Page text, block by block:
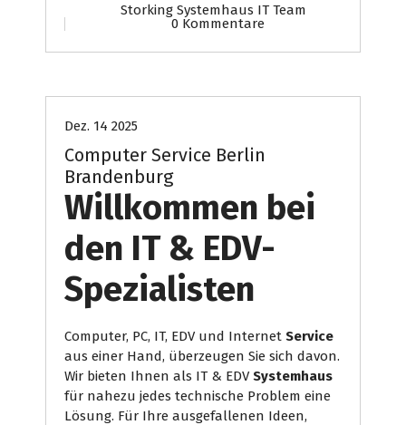
Storking Systemhaus IT Team
0 Kommentare
Dez. 14 2025
Computer Service Berlin
Brandenburg
Willkommen bei
den IT & EDV-
Spezialisten
Computer, PC, IT, EDV und Internet Service
aus einer Hand, überzeugen Sie sich davon.
Wir bieten Ihnen als IT & EDV Systemhaus
für nahezu jedes technische Problem eine
Lösung. Für Ihre ausgefallenen Ideen,